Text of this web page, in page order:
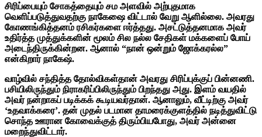
சிரிப்பையும் சோகத்தையும் சம அளவில் அற்புதமாக
வெளிப்படுத்துவதற்கு நாகேஷை விட்டால் வேறு ஆளில்லை. அவரது
கோணங்கித்தனம் ரசிகர்களை ஈர்த்தது. அசட்டுத்தனமாக அவர்
உதிர்த்த முத்துக்களின் மூலம் சில நல்ல சேதிகள் மக்களைப் போய்
அடைந்திருக்கின்றன. ஆனால் “நான் ஒன்றும் ஜோக்கரல்ல”
என்கிறார் நாகேஷ்.
வாழ்வில் சந்தித்த தோல்விகள்தான் அவரது சிரிப்புக்குப் பின்னணி.
பசியிலிருந்தும் நிராகரிப்பிலிருந்தும் பிறந்தது அது. இளம் வயதில்
அவர் நன்றாகப் படிக்கக் கூடியவர்தான். ஆனாலும், வீட்டிற்கு அவர்
‘உதவாக்கரை’. தன் முதல் படமான தாமரைக்குளத்தில் நடித்துவிட்டு
சொந்த ஊரான கோவைக்குத் திரும்பியபோது, அவர் அன்னை
மறைந்துவிட்டார்.